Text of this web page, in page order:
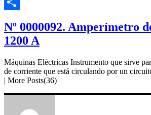
Email
Nº 0000092. Amperímetro
1200 A
Máquinas Eléctricas Instrumento que sirve
de corriente que está circulando por un
| More Posts(36)